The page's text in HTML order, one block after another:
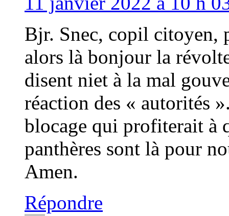
Bjr. Snec, copil citoyen,
alors là bonjour la
disent niet à la mal
réaction des « autorités
blocage qui profiterait à
panthères sont là pour
Amen.
Répondre